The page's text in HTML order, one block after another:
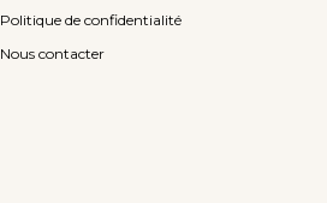
Politique de confidentialité
Nous contacter